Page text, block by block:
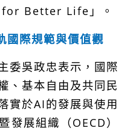
for Better Life 」。
國際規範與價值觀
委吳政忠表示，國際
、基本自由及共同民
實於AI的發展與使用
發展組織（OECD）